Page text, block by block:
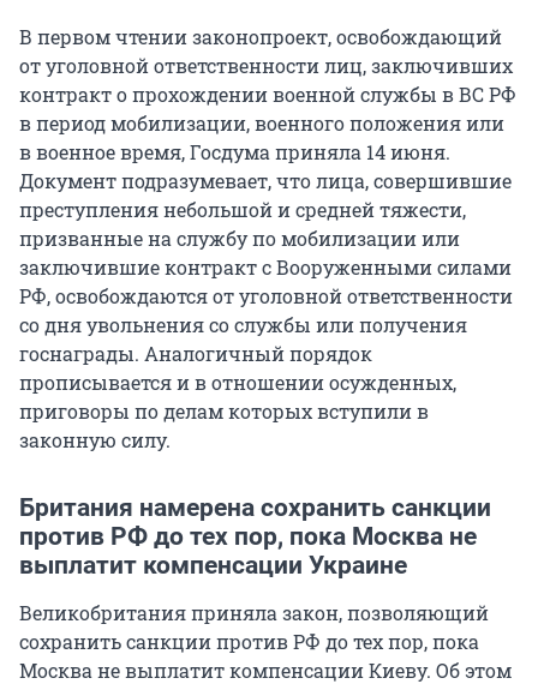
В первом чтении законопроект, освобождающий
от уголовной ответственности лиц, заключивших
контракт о прохождении военной службы в ВС РФ
в период мобилизации, военного положения или
в военное время, Госдума приняла 14 июня.
Документ подразумевает, что лица, совершившие
преступления небольшой и средней тяжести,
призванные на службу по мобилизации или
заключившие контракт с Вооруженными силами
РФ, освобождаются от уголовной ответственности
со дня увольнения со службы или получения
госнаграды. Аналогичный порядок
прописывается и в отношении осужденных,
приговоры по делам которых вступили в
законную силу.
Британия намерена сохранить санкции
против РФ до тех пор, пока Москва не
выплатит компенсации Украине
Великобритания приняла закон, позволяющий
сохранить санкции против РФ до тех пор, пока
Москва не выплатит компенсации Киеву. Об этом